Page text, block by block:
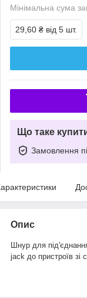
Мінімальна сума
29,60 ₴ від 5 шт.
Що таке
Замовлення
Опис
Шнур для
jack до пристроїв зі